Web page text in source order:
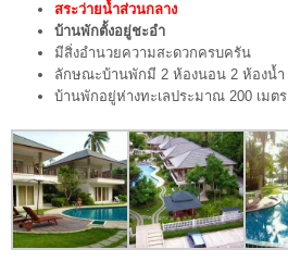
สระว่ายน้ำส่วนกลาง
บ้านพักตั้งอยู่ชะอำ
มีสิ่งอำนวยความสะดวกครบครัน
ลักษณะบ้านพักมี 2 ห้องนอน 2 ห้องน้ำ
บ้านพักอยู่ห่างทะเลประมาณ 200 เมตร